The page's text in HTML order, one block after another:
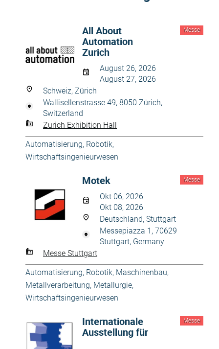
Messe
All About
Automation
Zurich
August 26, 2026
August 27, 2026
Schweiz, Zürich
Wallisellenstrasse 49, 8050 Zürich,
Switzerland
Zurich Exhibition Hall
Automatisierung, Robotik,
Wirtschaftsingenieurwesen
Messe
Motek
Okt 06, 2026
Okt 08, 2026
Deutschland, Stuttgart
Messepiazza 1, 70629
Stuttgart, Germany
Messe Stuttgart
Automatisierung, Robotik, Maschinenbau,
Metallverarbeitung, Metallurgie,
Wirtschaftsingenieurwesen
Messe
Internationale
Ausstellung für